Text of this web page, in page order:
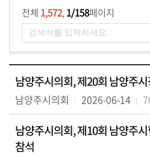
전체 1,572, 1/158페이지
남양주시의회, 제20회 남양주
남양주시의회 2026-06-14
남양주시의회, 제10회 남양주
참석